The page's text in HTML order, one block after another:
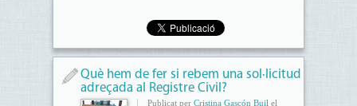
Què hem de fer si rebem una sol·licitud
adreçada al Registre Civil?
Publicat per Cristina Gascón Buil el